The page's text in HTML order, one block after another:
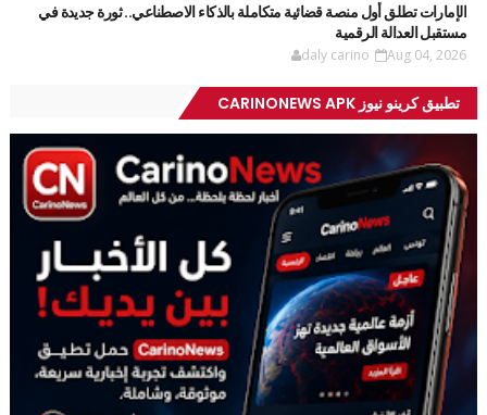
الإمارات تطلق أول منصة قضائية متكاملة بالذكاء الاصطناعي.. ثورة جديدة في
مستقبل العدالة الرقمية
daly carino Aug 04, 2026
تطبيق كرينو نيوز CARINONEWS APK